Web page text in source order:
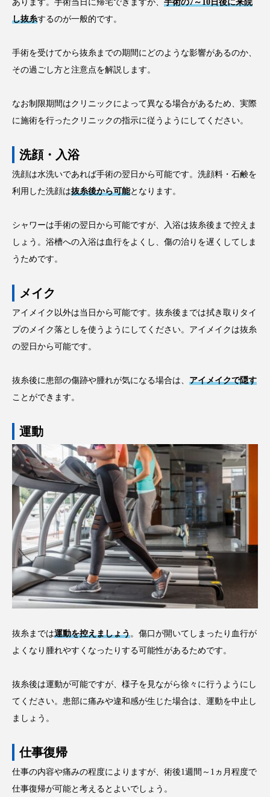
あります。手術当日に帰宅できますが、 手術の7～10日後に来院
し抜糸するのが一般的です。
手術を受けてから抜糸までの期間にどのような影響があるのか、
その過ごし方と注意点を解説します。
なお制限期間はクリニックによって異なる場合があるため、実際
に施術を行ったクリニックの指示に従うようにしてください。
洗顔・入浴
洗顔は水洗いであれば手術の翌日から可能です。洗顔料・石鹸を
利用した洗顔は抜糸後から可能となります。
シャワーは手術の翌日から可能ですが、入浴は抜糸後まで控えま
しょう。浴槽への入浴は血行をよくし、傷の治りを遅くしてしま
うためです。
メイク
アイメイク以外は当日から可能です。抜糸後までは拭き取りタイ
プのメイク落としを使うようにしてください。アイメイクは抜糸
の翌日から可能です。
抜糸後に患部の傷跡や腫れが気になる場合は、 アイメイクで隠す
ことができます。
運動
抜糸までは運動を控えましょう。傷口が開いてしまったり血行が
よくなり腫れやすくなったりする可能性があるためです。
抜糸後は運動が可能ですが、様子を見ながら徐々に行うようにし
てください。患部に痛みや違和感が生じた場合は、運動を中止し
ましょう。
仕事復帰
仕事の内容や痛みの程度によりますが、術後1週間～1ヵ月程度で
仕事復帰が可能と考えるとよいでしょう。